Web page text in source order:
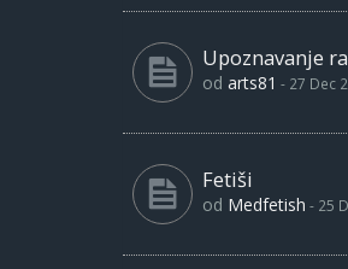
Upoznavanje
od arts81 - 27 Dec
Fetiši
od Medfetish - 25